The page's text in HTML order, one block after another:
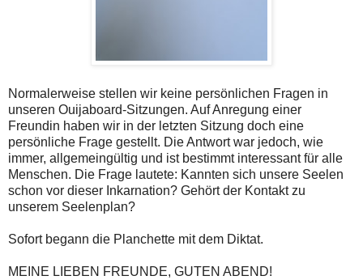
Normalerweise stellen wir keine persönlichen Fragen in
unseren Ouijaboard-Sitzungen. Auf Anregung einer
Freundin haben wir in der letzten Sitzung doch eine
persönliche Frage gestellt. Die Antwort war jedoch, wie
immer, allgemeingültig und ist bestimmt interessant für alle
Menschen. Die Frage lautete: Kannten sich unsere Seelen
schon vor dieser Inkarnation? Gehört der Kontakt zu
unserem Seelenplan?
Sofort begann die Planchette mit dem Diktat.
MEINE LIEBEN FREUNDE, GUTEN ABEND!